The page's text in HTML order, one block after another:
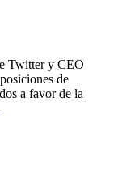
Twitter y CEO
de
a favor de la